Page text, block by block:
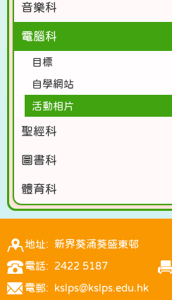
音樂科
電腦科
目標
自學網站
活動相片
聖經科
圖書科
體育科
地址: 新界葵涌葵盛東邨
電話: 2422 5187
電郵: kslps@kslps.edu.hk